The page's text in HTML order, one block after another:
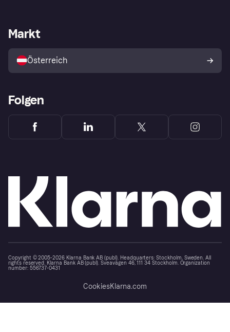
Shops entdecken
Händlerportal
Markt
Österreich
Folgen
Copyright © 2005-2026 Klarna Bank AB (publ). Headquarters: Stockholm, Sweden. All
rights reserved. Klarna Bank AB (publ). Sveavägen 46, 111 34 Stockholm. Organization
number: 556737-0431
CookiesKlarna.com